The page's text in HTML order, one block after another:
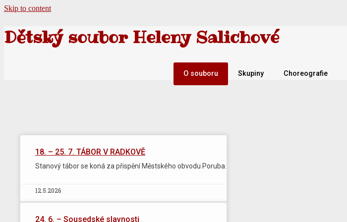
Skip to content
Dětský soubor Heleny Salichové
O souboru Skupiny Choreografie
18. – 25. 7. TÁBOR V RADKOVĚ
Stanový tábor se koná za přispění Městského obvodu Poruba.
12.5.2026
24. 6. – Sousedské slavnosti